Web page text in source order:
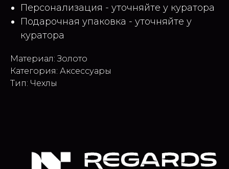
Персонализация - уточняйте у куратора
Подарочная упаковка - уточняйте у
куратора
Материал: Золото
Категория: Аксессуары
Тип: Чехлы